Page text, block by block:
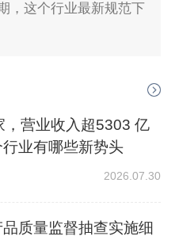
，这个行业最新规范下
，营业收入超5303 亿
业有哪些新势头
2026.07.30
质量监督抽查实施细